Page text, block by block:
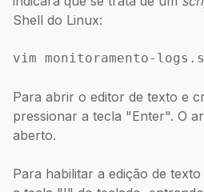
Shell do Linux:
Para abrir o editor de texto e
pressionar a tecla "Enter". O
aberto.
Para habilitar a edição de